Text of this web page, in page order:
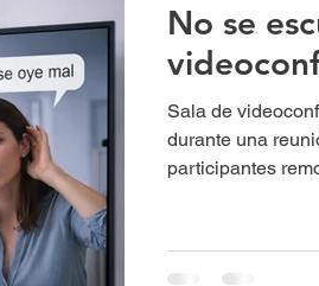
No se
Sala de
durante una
participantes